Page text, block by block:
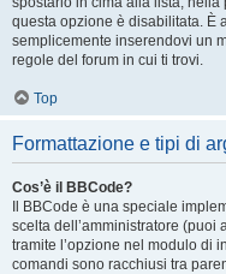
questa opzione è disabilitata. È
semplicemente inserendovi un
regole del forum in cui ti trovi.
Top
Formattazione e tipi di
Cos’è il BBCode?
Il BBCode è una speciale
scelta dell’amministratore
tramite l’opzione nel modulo di
comandi sono racchiusi tra